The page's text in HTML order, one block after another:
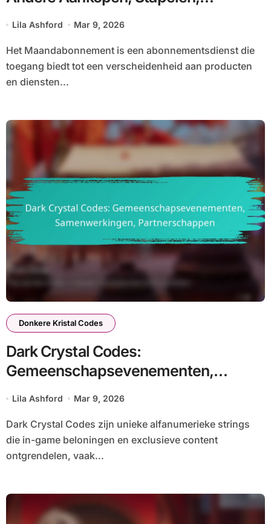
Beperkingen
Lila Ashford Mar 9, 2026
Het Maandabonnement is een abonnementsdienst die
toegang biedt tot een verscheidenheid aan producten
en diensten...
Donkere Kristal Codes
Dark Crystal Codes:
Gemeenschapsevenementen,
Samenwerkingen, Partnerschappen
Lila Ashford Mar 9, 2026
Dark Crystal Codes zijn unieke alfanumerieke strings
die in-game beloningen en exclusieve content
ontgrendelen, vaak...